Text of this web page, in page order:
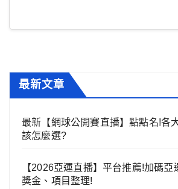
最新文章
最新【網球公開賽直播】點點名!各
該怎麼選?
【2026亞運直播】平台推薦!加碼亞
獎金、項目整理!